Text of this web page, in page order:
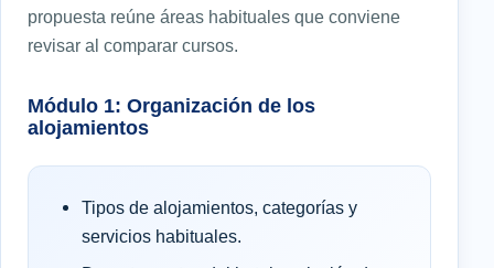
propuesta reúne áreas habituales que conviene
revisar al comparar cursos.
Módulo 1: Organización de los
alojamientos
Tipos de alojamientos, categorías y
servicios habituales.